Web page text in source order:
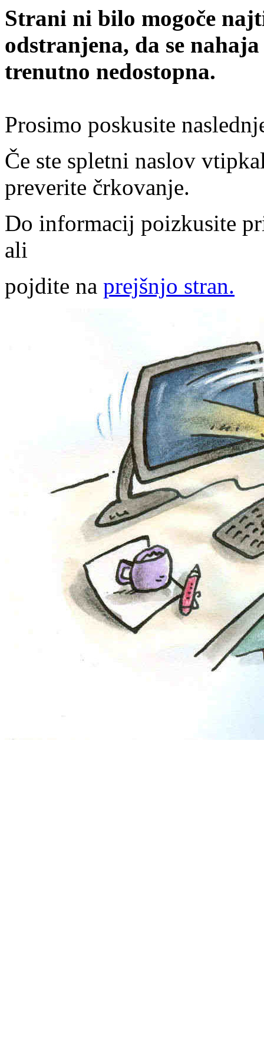
Strani ni bilo mogoče
odstranjena, da se
trenutno nedostopna.
Prosimo poskusite
Če ste spletni naslov
preverite črkovanje.
Do informacij poizkusite
ali
pojdite na prejšnjo stran.